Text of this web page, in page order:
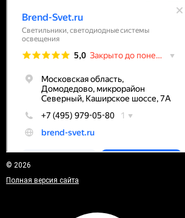
© 2026
Полная версия сайта